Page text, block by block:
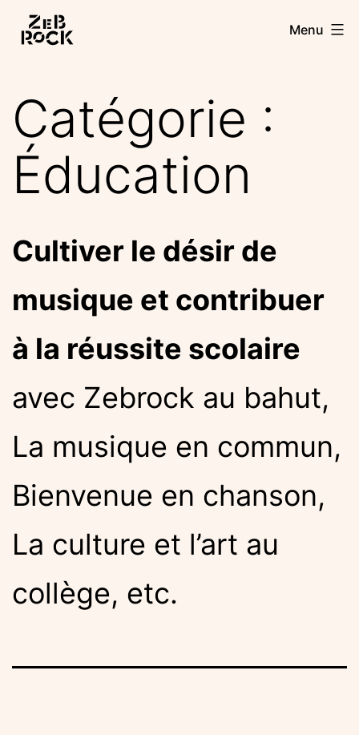
Aller
Zebrock Menu
Catégorie :
Éducation
Cultiver le désir de
musique et contribuer
à la réussite scolaire
avec Zebrock au bahut,
La musique en commun,
Bienvenue en chanson,
La culture et l’art au
collège, etc.